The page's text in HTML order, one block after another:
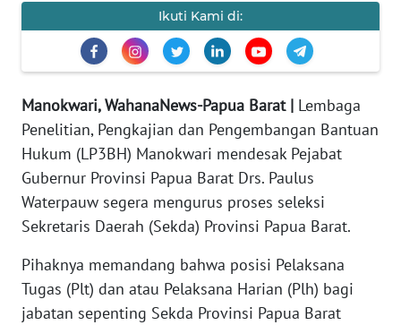
Ikuti Kami di:
Manokwari, WahanaNews-Papua Barat | Lembaga
Penelitian, Pengkajian dan Pengembangan Bantuan
Hukum (LP3BH) Manokwari mendesak Pejabat
Gubernur Provinsi Papua Barat Drs. Paulus
Waterpauw segera mengurus proses seleksi
Sekretaris Daerah (Sekda) Provinsi Papua Barat.
Pihaknya memandang bahwa posisi Pelaksana
Tugas (Plt) dan atau Pelaksana Harian (Plh) bagi
jabatan sepenting Sekda Provinsi Papua Barat
KAMI
PEDOMAN
MEDIA
REDAKSI
KARIR
DISCLAIMER
News
Regional